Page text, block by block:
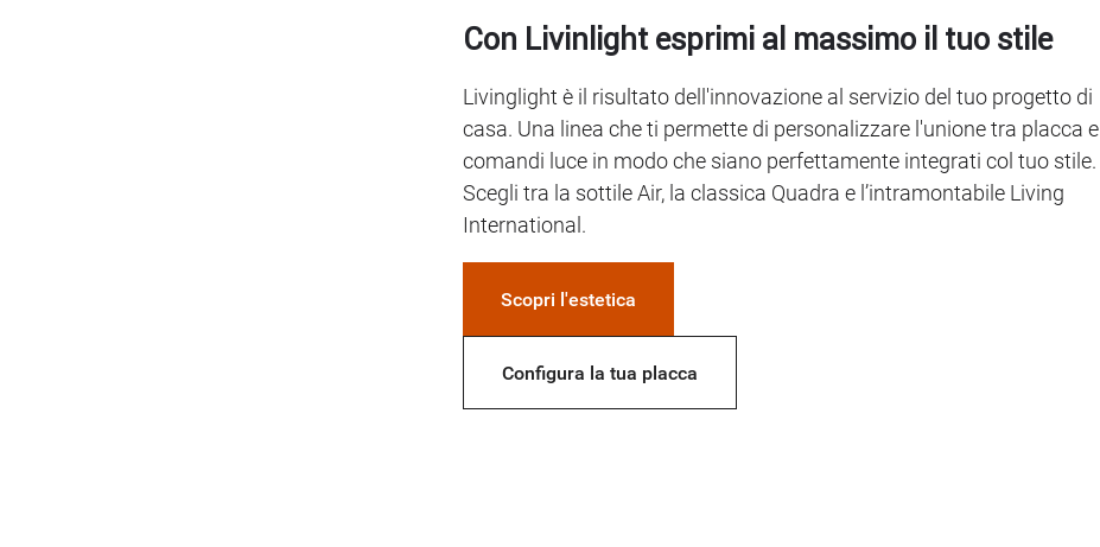
Con Livinlight esprimi al massimo il tuo stile
Livinglight è il risultato dell'innovazione al servizio del tuo progetto di
casa. Una linea che ti permette di personalizzare l'unione tra placca e
comandi luce in modo che siano perfettamente integrati col tuo stile.
Scegli tra la sottile Air, la classica Quadra e l’intramontabile Living
International.
Scopri l'estetica
Configura la tua placca